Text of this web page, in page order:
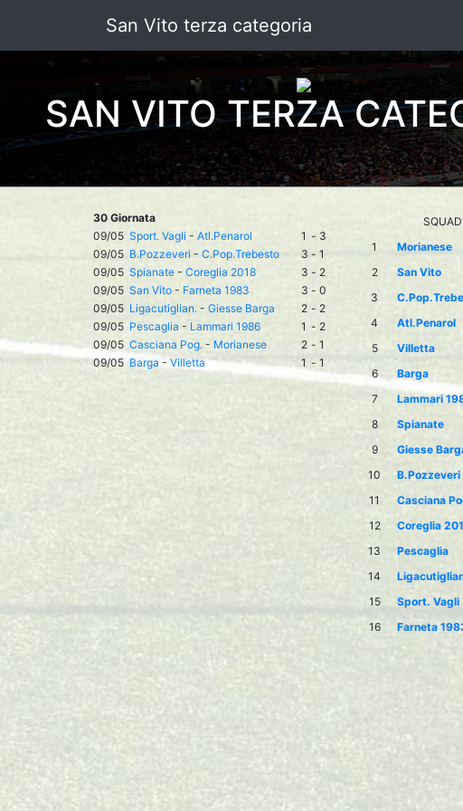
San Vito terza categoria
SAN VITO TERZA
30 Giornata
09/05 Sport. Vagli - Atl.Penarol 1 - 3
09/05 B.Pozzeveri - C.Pop.Trebesto 3 - 1
09/05 Spianate - Coreglia 2018 3 - 2
09/05 San Vito - Farneta 1983 3 - 0
09/05 Ligacutiglian. - Giesse Barga 2 - 2
09/05 Pescaglia - Lammari 1986 1 - 2
09/05 Casciana Pog. - Morianese 2 - 1
09/05 Barga - Villetta 1 - 1
1
Morianese
2
San Vito
3
4
Atl.Penarol
5
Villetta
6
Barga
7
Lammari
8
Spianate
9
Giesse
10
B.Pozzeveri
11
Casciana
12
Coreglia
13
Pescaglia
14
15
Sport. Vagli
16
Farneta